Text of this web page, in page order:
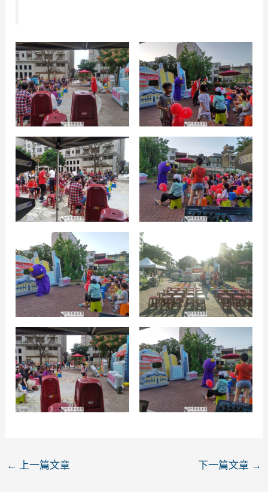
← 上一篇文章 下一篇文章 →